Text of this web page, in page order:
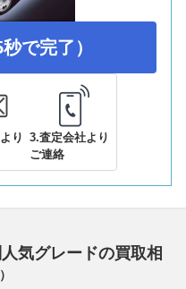
で完了）
り 3.査定会社より
ご連絡
気グレードの買取相